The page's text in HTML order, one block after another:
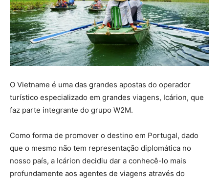
O Vietname é uma das grandes apostas do operador
turístico especializado em grandes viagens, Icárion, que
faz parte integrante do grupo W2M.
Como forma de promover o destino em Portugal, dado
que o mesmo não tem representação diplomática no
nosso país, a Icárion decidiu dar a conhecê-lo mais
profundamente aos agentes de viagens através do